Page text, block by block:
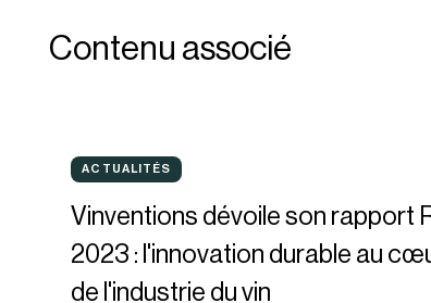
Contenu associé
Vinventions
rapport
ACTUALITÉS
ACTUALITÉS
Vinventions dévoile son rapport
2023 : l'innovation durable au
de l'industrie du vin